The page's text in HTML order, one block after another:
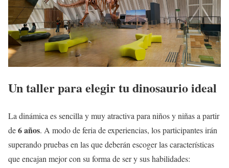
Un taller para elegir tu dinosaurio ideal
La dinámica es sencilla y muy atractiva para niños y niñas a partir
de6 años. A modo de feria de experiencias, los participantes irán
superando pruebas en las que deberán escoger las características
que encajan mejor con su forma de ser y sus habilidades: